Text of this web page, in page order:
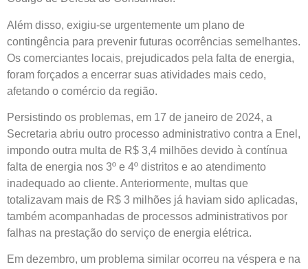
Além disso, exigiu-se urgentemente um plano de
contingência para prevenir futuras ocorrências semelhantes.
Os comerciantes locais, prejudicados pela falta de energia,
foram forçados a encerrar suas atividades mais cedo,
afetando o comércio da região.
Persistindo os problemas, em 17 de janeiro de 2024, a
Secretaria abriu outro processo administrativo contra a Enel,
impondo outra multa de R$ 3,4 milhões devido à contínua
falta de energia nos 3º e 4º distritos e ao atendimento
inadequado ao cliente. Anteriormente, multas que
totalizavam mais de R$ 3 milhões já haviam sido aplicadas,
também acompanhadas de processos administrativos por
falhas na prestação do serviço de energia elétrica.
Em dezembro, um problema similar ocorreu na véspera e na